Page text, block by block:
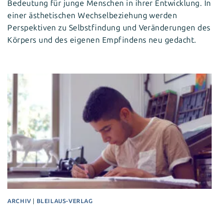
Bedeutung für junge Menschen in ihrer Entwicklung. In
einer ästhetischen Wechselbeziehung werden
Perspektiven zu Selbstfindung und Veränderungen des
Körpers und des eigenen Empfindens neu gedacht.
ARCHIV BLEILAUS-VERLAG